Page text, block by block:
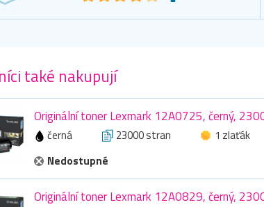
také nakupují
Originální toner Lexmark 12A0725, černý,
černá 23000 stran
1 zlaťák
Nedostupné
Originální toner Lexmark 12A0829, černý,